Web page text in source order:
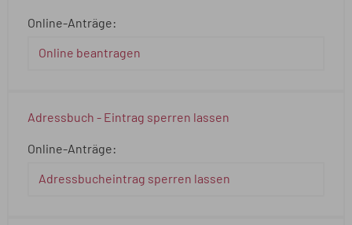
Online-Anträge:
Online beantragen
Adressbuch - Eintrag sperren lassen
Online-Anträge:
Adressbucheintrag sperren lassen